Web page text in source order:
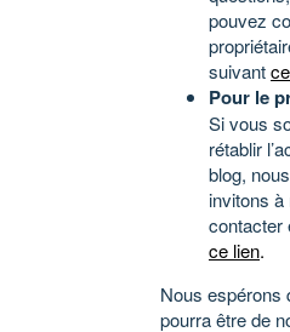
pouvez
suivant
Pour le
Si vous
rétablir
blog,
invitons à
contacter
ce lien.
Nous espérons
pourra être de